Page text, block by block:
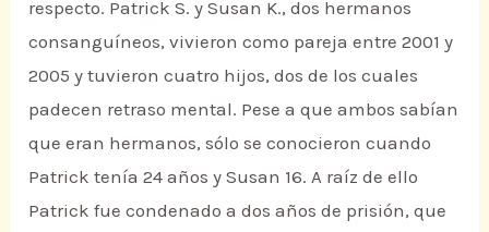
respecto. Patrick S. y Susan K., dos hermanos
consanguíneos, vivieron como pareja entre 2001 y
2005 y tuvieron cuatro hijos, dos de los cuales
padecen retraso mental. Pese a que ambos sabían
que eran hermanos, sólo se conocieron cuando
Patrick tenía 24 años y Susan 16. A raíz de ello
Patrick fue condenado a dos años de prisión, que